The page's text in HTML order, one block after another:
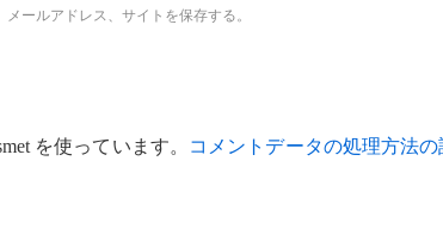
ールアドレス、サイトを保存する。
を使っています。 コメントデータの処理方法